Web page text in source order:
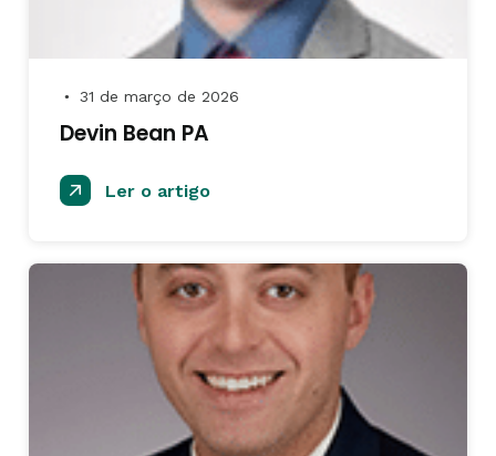
● 31 de março de 2026
Devin Bean PA
Ler o artigo